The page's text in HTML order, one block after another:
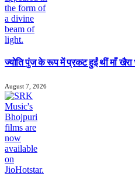
ज्योति पुंज के रूप में प्रकट हुईं थीं माँ खैरा
August 7, 2026